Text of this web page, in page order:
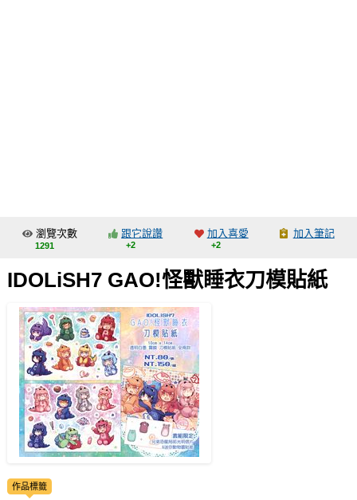
交流中心
會員中心
註冊會員
登入
瀏覽次數
1291
跟它說讚
+2
加入喜愛
+2
加入筆記
IDOLiSH7 GAO!怪獸睡衣刀模貼紙
作品標籤